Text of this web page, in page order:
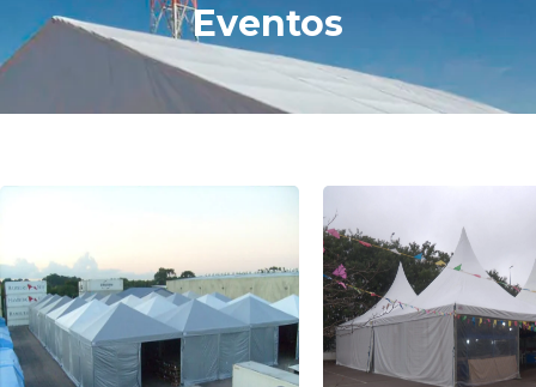
Eventos